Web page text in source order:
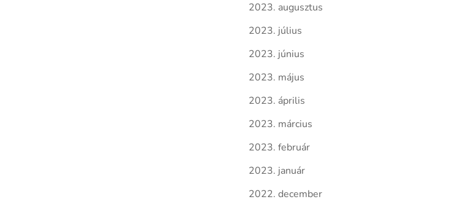
2023. augusztus
2023. július
2023. június
2023. május
2023. április
2023. március
2023. február
2023. január
2022. december